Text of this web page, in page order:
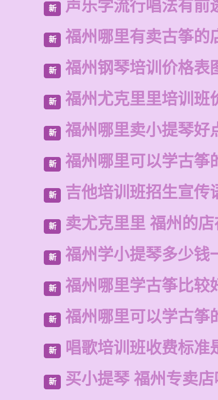
新 声乐学流行唱法有前
新 福州哪里有卖古筝的
新 福州钢琴培训价格表
新 福州尤克里里培训班
新 福州哪里卖小提琴好
新 福州哪里可以学古筝
新 吉他培训班招生宣传
新 卖尤克里里 福州的
新 福州学小提琴多少钱
新 福州哪里学古筝比较
新 福州哪里可以学古筝
新 唱歌培训班收费标准
新 买小提琴 福州专卖